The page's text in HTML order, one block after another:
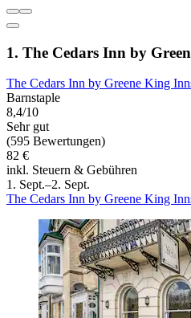
1. The Cedars Inn by
The Cedars Inn by Greene King
Barnstaple
8,4/10
Sehr gut
(595 Bewertungen)
82 €
inkl. Steuern & Gebühren
1. Sept.–2. Sept.
The Cedars Inn by Greene King